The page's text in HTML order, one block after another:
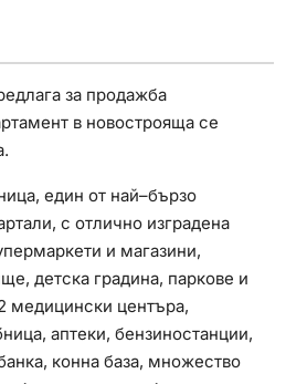
за продажба
в новострояща се
един от най–бързо
с отлично изградена
и магазини,
детска градина, паркове и
медицински центъра,
аптеки, бензиностанции,
конна база, множество